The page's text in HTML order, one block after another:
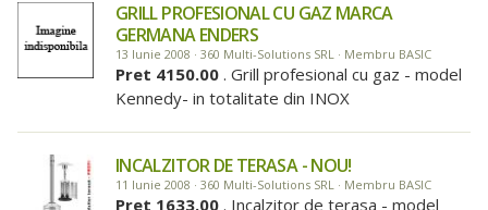
GRILL PROFESIONAL CU GAZ MARCA
GERMANA ENDERS
13 Iunie 2008 · 360 Multi-Solutions SRL · Membru BASIC
Pret 4150.00 . Grill profesional cu gaz - model
Kennedy- in totalitate din INOX
INCALZITOR DE TERASA - NOU!
11 Iunie 2008 · 360 Multi-Solutions SRL · Membru BASIC
Pret 1633.00 . Incalzitor de terasa - model